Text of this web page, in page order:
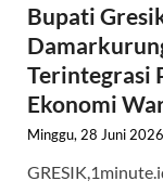
Bupati
Terintegrasi
Ekonomi
Minggu, 28 Juni